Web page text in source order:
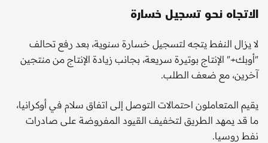
الاتجاه نحو تسجيل خسارة
لا يزال النفط يتجه لتسجيل خسارة سنوية، بعد رفع تحالف
"أوبك+" الإنتاج بوتيرة سريعة، بجانب زيادة الإنتاج من منتجين
آخرين، مع ضعف الطلب.
يقيم المتعاملون احتمالات التوصل إلى اتفاق سلام في أوكرانيا،
ما قد يمهد الطريق لتخفيف القيود المفروضة على صادرات
نفط روسيا.